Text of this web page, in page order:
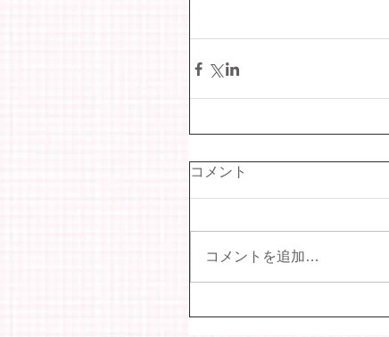
コメント
コメントを追加…